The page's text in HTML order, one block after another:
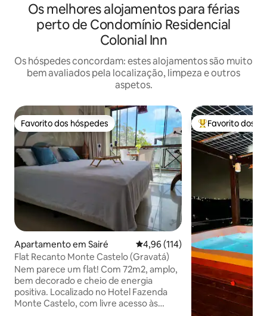
Os melhores alojamentos para férias
perto de Condomínio Residencial
Colonial Inn
Os hóspedes concordam: estes alojamentos são muito
bem avaliados pela localização, limpeza e outros
aspetos.
Favorito dos hóspedes
Favorito dos hóspedes
Apartamento em Sairé Classificação média de 4,96 em
4,96 (114)
Flat Recanto Monte Castelo (Gravatá)
Nem parece um flat! Com 72m2, amplo,
bem decorado e cheio de energia
positiva. Localizado no Hotel Fazenda
Monte Castelo, com livre acesso às
Favoritos dos
Favorito dos